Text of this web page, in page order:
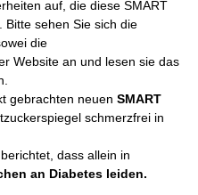
auf, die diese SMART
Bitte sehen Sie sich die
die
Website an und lesen sie das
gebrachten neuen SMART
schmerzfrei in
dass allein in
an Diabetes leiden.